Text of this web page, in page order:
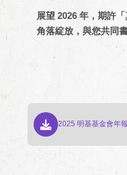
展望 2026 年，期許
角落綻放，與您共同
2025 明基基金會年報